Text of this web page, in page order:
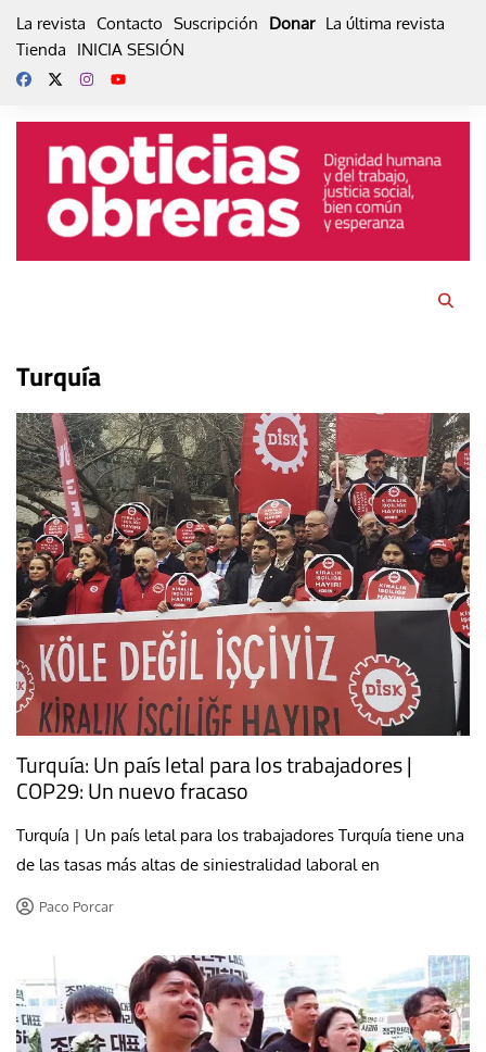
La revista Contacto Suscripción Donar La última revista
Tienda
INICIA SESIÓN
Turquía
Turquía: Un país letal para los trabajadores |
COP29: Un nuevo fracaso
Turquía | Un país letal para los trabajadores Turquía tiene una
de las tasas más altas de siniestralidad laboral en
Paco Porcar